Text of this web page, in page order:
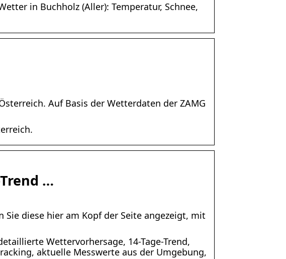
in Buchholz (Aller): Temperatur, Schnee,
Auf Basis der Wetterdaten der ZAMG
…
diese hier am Kopf der Seite angezeigt, mit
Wettervorhersage, 14-Tage-Trend,
aktuelle Messwerte aus der Umgebung,